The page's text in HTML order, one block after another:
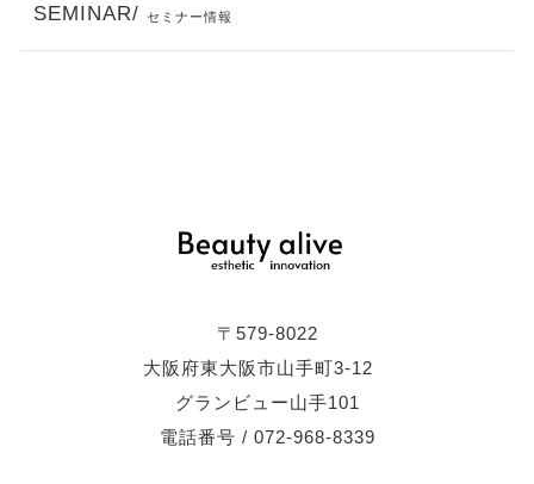
〒579-8022
大阪府東大阪市山手町3-12
グランビュー山手101
電話番号 / 072-968-8339
SEMINAR/ セミナー情報